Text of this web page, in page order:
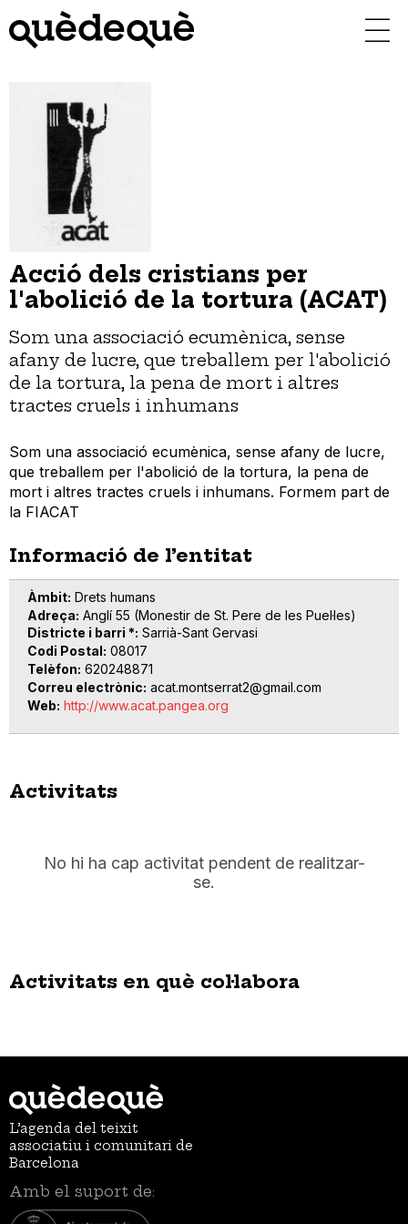
contingut
Acció dels cristians per
l'abolició de la tortura (ACAT)
Som una associació ecumènica, sense
afany de lucre, que treballem per l'abolició
de la tortura, la pena de mort i altres
tractes cruels i inhumans
Som una associació ecumènica, sense afany de lucre,
que treballem per l'abolició de la tortura, la pena de
mort i altres tractes cruels i inhumans. Formem part de
la FIACAT
Informació de l’entitat
Àmbit Drets humans
Adreça Anglí 55 (Monestir de St. Pere de les Puel·les)
Districte i barri * Sarrià-Sant Gervasi
Codi Postal 08017
Telèfon 620248871
Correu electrònic acat.montserrat2@gmail.com
Web http://www.acat.pangea.org
Activitats
No hi ha cap activitat pendent de realitzar-
se.
Activitats en què col·labora
L’agenda del teixit
associatiu i comunitari de
Barcelona
Amb el suport de: